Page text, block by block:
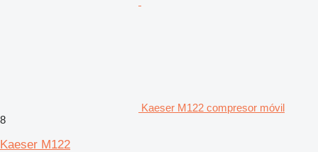
Kaeser M122 compresor móvil
8
Kaeser M122